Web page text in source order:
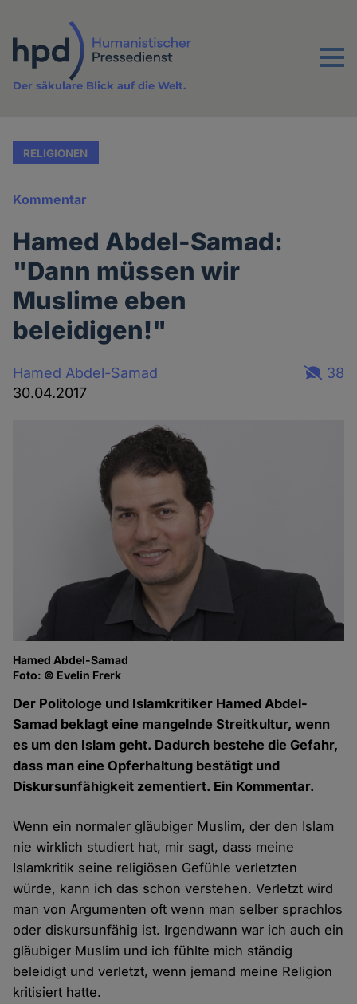
Inhalt
Menu
Der säkulare Blick auf die Welt.
RELIGIONEN
Kommentar
Hamed Abdel-Samad:
"Dann müssen wir
Muslime eben
beleidigen!"
Hamed Abdel-Samad
30.04.2017
38
Hamed Abdel-Samad
Foto: © Evelin Frerk
Der Politologe und Islamkritiker Hamed Abdel-
Samad beklagt eine mangelnde Streitkultur, wenn
es um den Islam geht. Dadurch bestehe die Gefahr,
dass man eine Opferhaltung bestätigt und
Diskursunfähigkeit zementiert. Ein Kommentar.
Wenn ein normaler gläubiger Muslim, der den Islam
nie wirklich studiert hat, mir sagt, dass meine
Islamkritik seine religiösen Gefühle verletzten
würde, kann ich das schon verstehen. Verletzt wird
man von Argumenten oft wenn man selber sprachlos
oder diskursunfähig ist. Irgendwann war ich auch ein
gläubiger Muslim und ich fühlte mich ständig
beleidigt und verletzt, wenn jemand meine Religion
kritisiert hatte.